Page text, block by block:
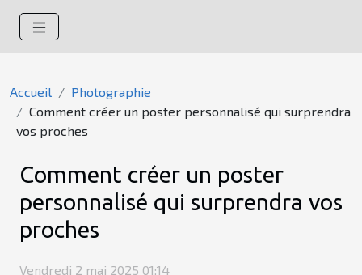
Accueil
Photographie
Comment créer un poster personnalisé qui surprendra
vos proches
Comment créer un poster
personnalisé qui surprendra vos
proches
Vendredi 2 mai 2025 01:14